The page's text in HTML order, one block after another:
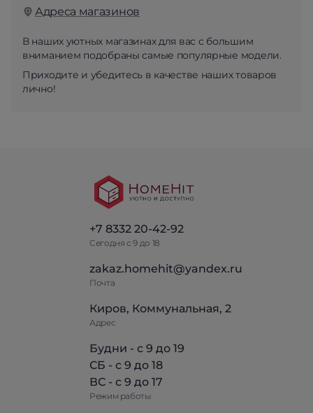
Адреса магазинов
В наших уютных магазинах для вас с большим
вниманием подобраны самые популярные модели.
Приходите и убедитесь в качестве наших товаров
лично!
+7 8332 20-42-92
Сегодня с 9 до 18
zakaz.homehit@yandex.ru
Почта
Киров, Коммунальная, 2
Адрес
Будни - с 9 до 19
СБ - с 9 до 18
ВС - с 9 до 17
Режим работы